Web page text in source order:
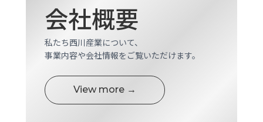
会社概要
私たち西川産業について、
事業内容や会社情報をご覧いただけます。
View more →